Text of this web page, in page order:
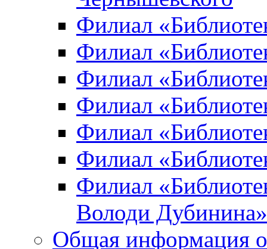
Филиал
Филиал
Филиал
Филиал
Филиал
Филиал
Филиал
Володи Дубинина»
Общая информация